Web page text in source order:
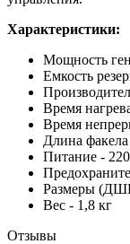
Характеристики:
Мощность
Емкость
Время
Время
Длина
Питание -
Размеры
Вес - 1,8 кг
Отзывы